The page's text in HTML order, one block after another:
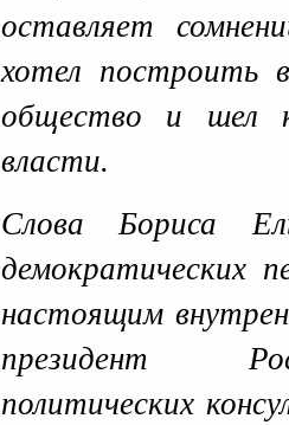
оставляет
хотел построить
общество и шел
власти.
Слова Бориса
демократических
настоящим
президент
политических